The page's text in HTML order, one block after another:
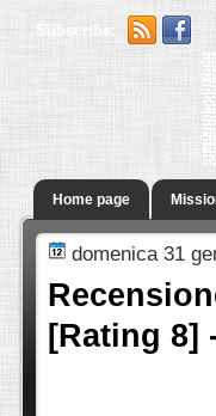
Subscribe:
Home page
domenica 31
[Rating 8]